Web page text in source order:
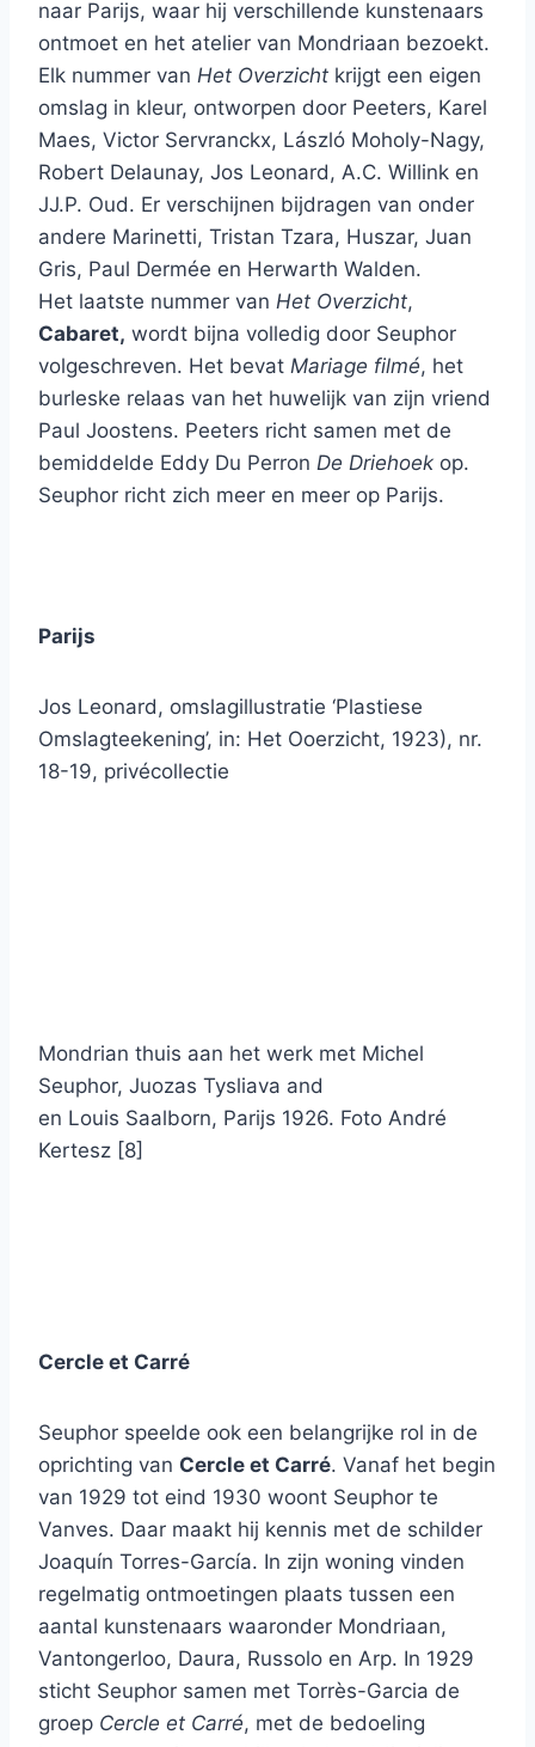
naar Parijs, waar hij verschillende kunstenaars
ontmoet en het atelier van Mondriaan bezoekt.
Elk nummer van Het Overzicht krijgt een eigen
omslag in kleur, ontworpen door Peeters, Karel
Maes, Victor Servranckx, László Moholy-Nagy,
Robert Delaunay, Jos Leonard, A.C. Willink en
JJ.P. Oud. Er verschijnen bijdragen van onder
andere Marinetti, Tristan Tzara, Huszar, Juan
Gris, Paul Dermée en Herwarth Walden.
Het laatste nummer van Het Overzicht,
Cabaret, wordt bijna volledig door Seuphor
volgeschreven. Het bevat Mariage filmé, het
burleske relaas van het huwelijk van zijn vriend
Paul Joostens. Peeters richt samen met de
bemiddelde Eddy Du Perron De Driehoek op.
Seuphor richt zich meer en meer op Parijs.
Parijs
Jos Leonard, omslagillustratie ‘Plastiese
Omslagteekening’, in: Het Ooerzicht, 1923), nr.
18-19, privécollectie
Mondrian thuis aan het werk met Michel
Seuphor, Juozas Tysliava and
en Louis Saalborn, Parijs 1926. Foto André
Kertesz [8]
Cercle et Carré
Seuphor speelde ook een belangrijke rol in de
oprichting van Cercle et Carré. Vanaf het begin
van 1929 tot eind 1930 woont Seuphor te
Vanves. Daar maakt hij kennis met de schilder
Joaquín Torres-García. In zijn woning vinden
regelmatig ontmoetingen plaats tussen een
aantal kunstenaars waaronder Mondriaan,
Vantongerloo, Daura, Russolo en Arp. In 1929
sticht Seuphor samen met Torrès-Garcia de
groep Cercle et Carré, met de bedoeling